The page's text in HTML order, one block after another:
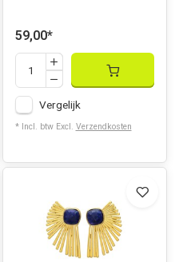
59,00*
Vergelijk
* Incl. btw Excl. Verzendkosten